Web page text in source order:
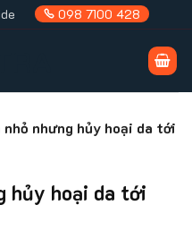
098 7100 428
nhưng hủy hoại da tới
hủy hoại da tới